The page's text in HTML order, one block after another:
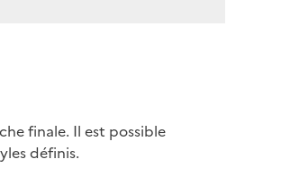
finale. Il est possible
définis.